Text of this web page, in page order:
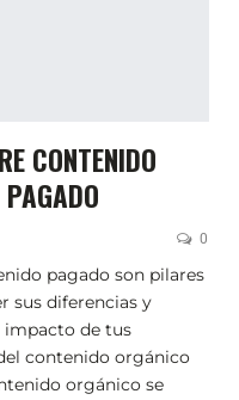
CONTENIDO
0
pagado son pilares
sus diferencias y
impacto de tus
contenido orgánico
orgánico se